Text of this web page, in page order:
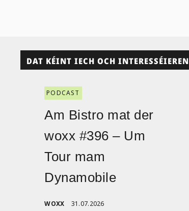
DAT KÉINT IECH OCH INTERESSÉIEREN
PODCAST
Am Bistro mat der
woxx #396 – Um
Tour mam
Dynamobile
WOXX 31.07.2026